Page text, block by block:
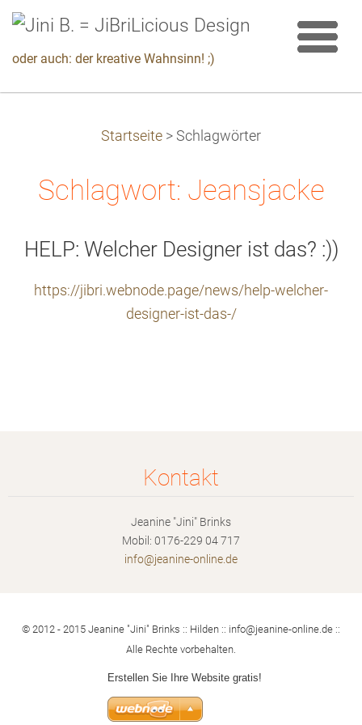
oder auch: der kreative Wahnsinn! ;)
Startseite > Schlagwörter
Schlagwort: Jeansjacke
HELP: Welcher Designer ist das? :))
https://jibri.webnode.page/news/help-welcher-
designer-ist-das-/
Kontakt
Jeanine "Jini" Brinks
Mobil: 0176-229 04 717
info@jeanine-onl ine.de
© 2012 - 2015 Jeanine "Jini" Brinks :: Hilden :: info@jeanine-online.de ::
Alle Rechte vorbehalten.
Erstellen Sie Ihre Website gratis!